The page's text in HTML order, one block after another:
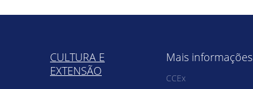
CULTURA E
EXTENSÃO
Mais informações
CCEx